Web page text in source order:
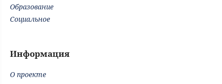
Образование
Социальное
Информация
О проекте